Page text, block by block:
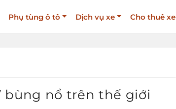
Phụ tùng ô tô Dịch vụ xe Cho thuê xe
bùng nổ trên thế giới